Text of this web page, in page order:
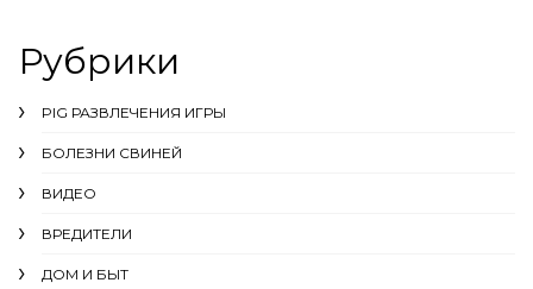
Рубрики
PIG РАЗВЛЕЧЕНИЯ ИГРЫ
БОЛЕЗНИ СВИНЕЙ
ВИДЕО
ВРЕДИТЕЛИ
ДОМ И БЫТ